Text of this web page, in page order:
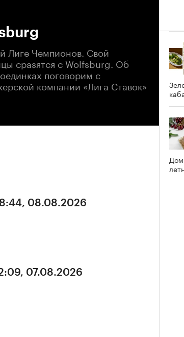
Лиге Чемпионов. Свой
сразятся с Wolfsburg. Об
поговорим с
компании «Лига Ставок»
08.08.2026
07.08.2026